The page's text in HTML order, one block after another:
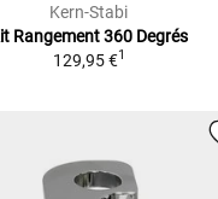
Kern-Stabi
Rangement 360 Degrés
129,95 €1